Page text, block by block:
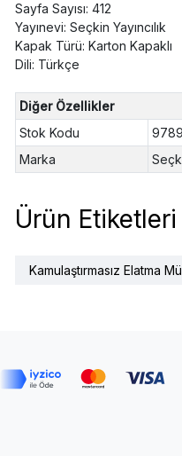
Sayfa Sayısı: 412
Yayınevi: Seçkin Yayıncılık
Kapak Türü: Karton Kapaklı
Dili: Türkçe
Diğer Özellikler
Stok Kodu
Marka
Ürün Etiketleri
Kamulaştırmasız Elatma